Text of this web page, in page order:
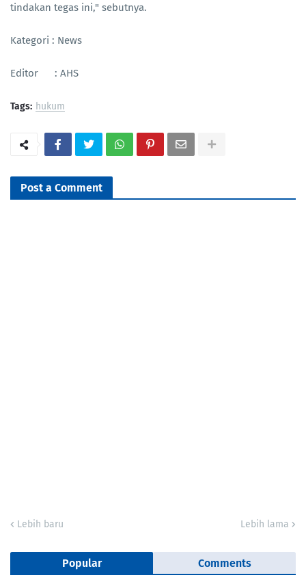
tindakan tegas ini," sebutnya.
Kategori : News
Editor : AHS
Tags: hukum
Post a Comment
Lebih baru Lebih lama
Popular Comments